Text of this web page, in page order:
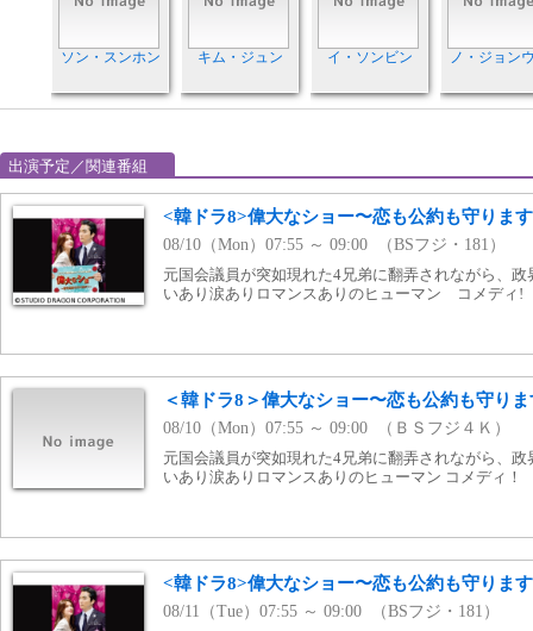
ソン・スンホン キム・ジュン イ・ソンビン ノ・ジョン
出演予定／関連番組
<韓ドラ8>偉大なショー〜恋も公約も守りま
08/10（Mon）07:55 ～ 09:00 （BSフジ・181）
元国会議員が突如現れた4兄弟に翻弄されながら、
いあり涙ありロマンスありのヒューマン コメディ!
＜韓ドラ8＞偉大なショー〜恋も公約も守り
08/10（Mon）07:55 ～ 09:00 （ＢＳフジ４Ｋ）
元国会議員が突如現れた4兄弟に翻弄されながら、
いあり涙ありロマンスありのヒューマン コメディ！
<韓ドラ8>偉大なショー〜恋も公約も守りま
08/11（Tue）07:55 ～ 09:00 （BSフジ・181）